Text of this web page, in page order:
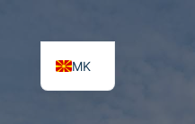
content
MK
SQ